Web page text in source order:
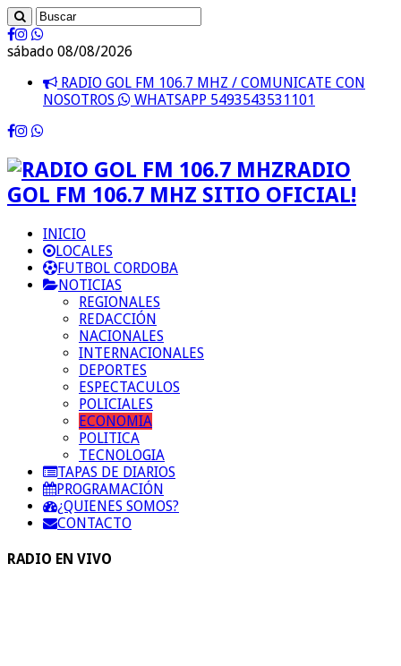
sábado 08/08/2026
RADIO GOL FM 106.7 MHZ / COMUNICATE CON
NOSOTROS
WHATSAPP 5493543531101
RADIO
GOL FM 106.7 MHZ SITIO OFICIAL!
INICIO
LOCALES
FUTBOL CORDOBA
NOTICIAS
REGIONALES
REDACCIÓN
NACIONALES
INTERNACIONALES
DEPORTES
ESPECTACULOS
POLICIALES
ECONOMIA
POLITICA
TECNOLOGIA
TAPAS DE DIARIOS
PROGRAMACIÓN
¿QUIENES SOMOS?
CONTACTO
RADIO EN VIVO